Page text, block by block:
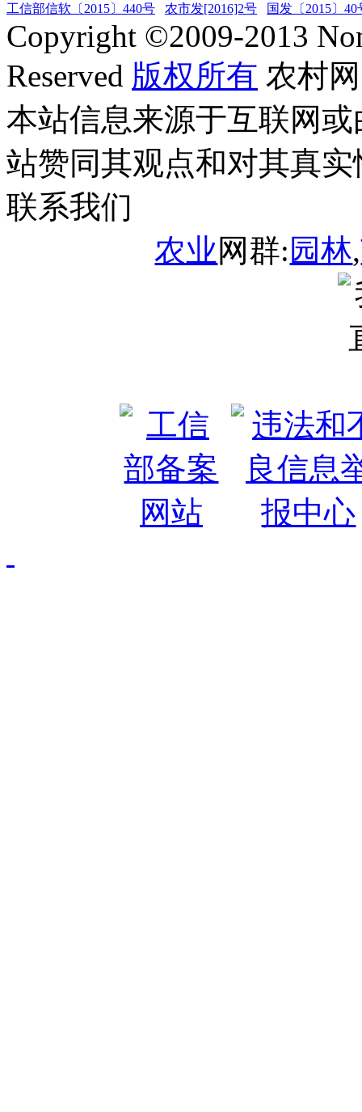
工信部信软〔2015〕440号
农市发[2016]2号 国发〔2015〕40
Copyright ©2009-2013
Reserved 版权所有 农村网
本站信息来源于互联网
站赞同其观点和对其真
联系我们
农业网群: 园林,